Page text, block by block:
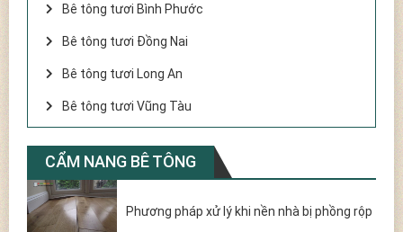
Bê tông tươi Bình Phước
Bê tông tươi Đồng Nai
Bê tông tươi Long An
Bê tông tươi Vũng Tàu
CẨM NANG BÊ TÔNG
Phương pháp xử lý khi nền nhà bị phồng rộp